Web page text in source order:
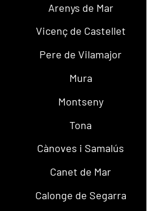
Arenys de Mar
Vicenç de Castellet
Pere de Vilamajor
Mura
Montseny
Tona
Cànoves i Samalús
Canet de Mar
Calonge de Segarra